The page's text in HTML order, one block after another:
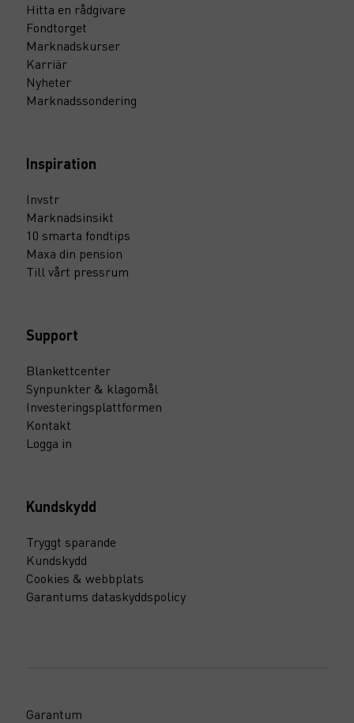
Hitta en rådgivare
Fondtorget
Marknadskurser
Karriär
Nyheter
Marknadssondering
Inspiration
Invstr
Marknadsinsikt
10 smarta fondtips
Maxa din pension
Till vårt pressrum
Support
Blankettcenter
Synpunkter & klagomål
Investeringsplattformen
Kontakt
Logga in
Kundskydd
Tryggt sparande
Kundskydd
Cookies & webbplats
Garantums dataskyddspolicy
Garantum